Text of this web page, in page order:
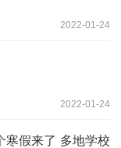
2022-01-24
2022-01-24
寒假来了 多地学校